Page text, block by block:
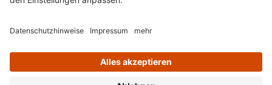
literaturportal-bayern.de